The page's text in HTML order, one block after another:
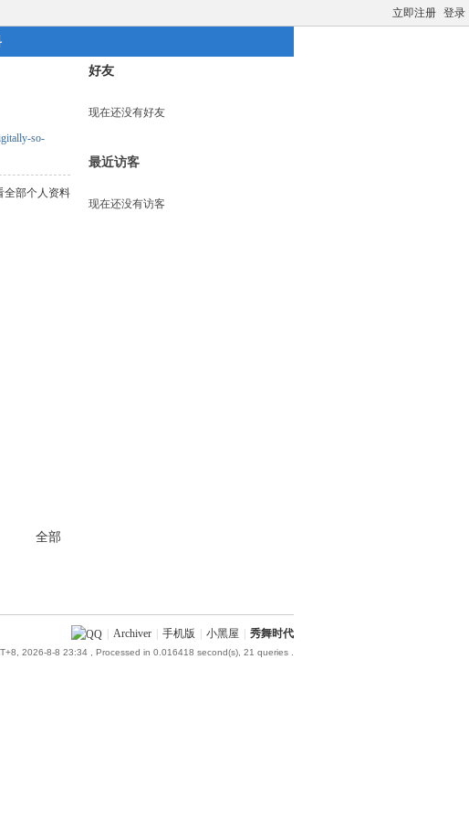
立即注册 登录
so-
全部个人资料
全部
好友
现在还没有好友
最近访客
现在还没有访客
Archiver 手机版 小黑屋 秀舞时代
2026-8-8 23:34 , Processed in 0.016418 second(s), 21 queries .